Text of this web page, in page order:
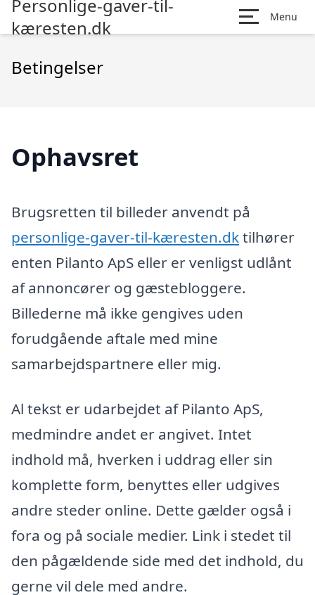
Personlige-gaver-til-
kæresten.dk
Menu
Betingelser
Ophavsret
Brugsretten til billeder anvendt på
personlige-gaver-til-kæresten.dktilhører
enten Pilanto ApS eller er venligst udlånt
af annoncører og gæstebloggere.
Billederne må ikke gengives uden
forudgående aftale med mine
samarbejdspartnere eller mig.
Al tekst er udarbejdet af Pilanto ApS,
medmindre andet er angivet. Intet
indhold må, hverken i uddrag eller sin
komplette form, benyttes eller udgives
andre steder online. Dette gælder også i
fora og på sociale medier. Link i stedet til
den pågældende side med det indhold, du
gerne vil dele med andre.